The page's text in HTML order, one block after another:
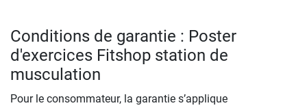
Conditions de garantie : Poster
d'exercices Fitshop station de
musculation
Pour le consommateur, la garantie s’applique